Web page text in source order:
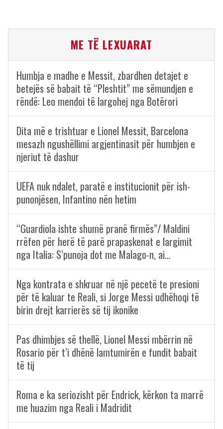
ME TË LEXUARAT
Humbja e madhe e Messit, zbardhen detajet e
betejës së babait të “Pleshtit” me sëmundjen e
rëndë: Leo mendoi të largohej nga Botërori
Dita më e trishtuar e Lionel Messit, Barcelona
mesazh ngushëllimi argjentinasit për humbjen e
njeriut të dashur
UEFA nuk ndalet, paratë e institucionit për ish-
punonjësen, Infantino nën hetim
“Guardiola ishte shumë pranë firmës”/ Maldini
rrëfen për herë të parë prapaskenat e largimit
nga Italia: S’punoja dot me Malago-n, ai…
Nga kontrata e shkruar në një pecetë te presioni
për të kaluar te Reali, si Jorge Messi udhëhoqi të
birin drejt karrierës së tij ikonike
Pas dhimbjes së thellë, Lionel Messi mbërrin në
Rosario për t’i dhënë lamtumirën e fundit babait
të tij
Roma e ka seriozisht për Endrick, kërkon ta marrë
me huazim nga Reali i Madridit